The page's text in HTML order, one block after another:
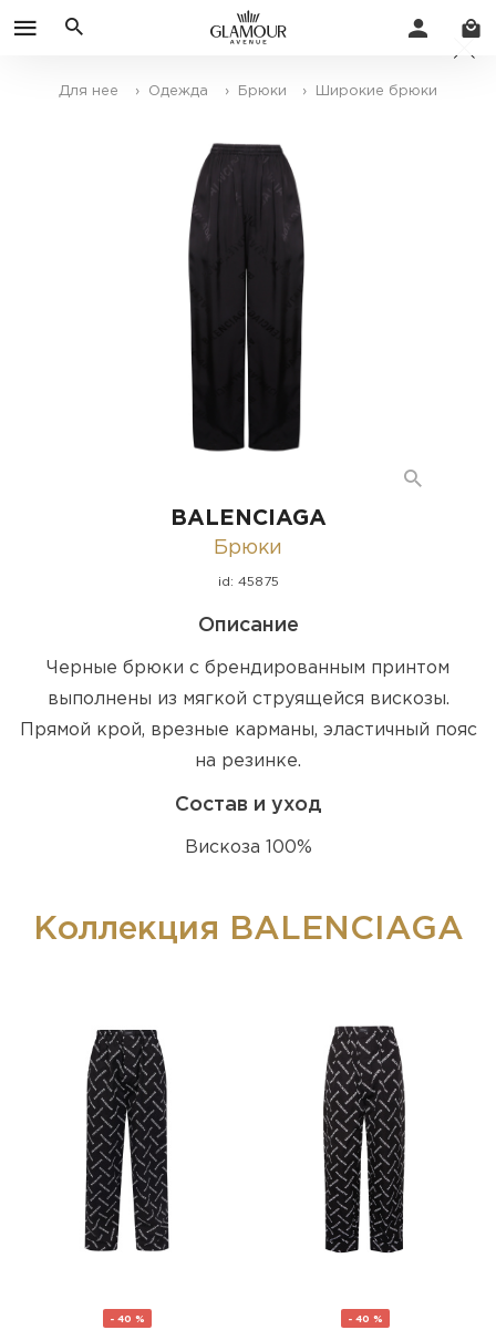
Для нее › Одежда › Брюки › Широкие брюки
BALENCIAGA
Брюки
id: 45875
Описание
Черные брюки с брендированным принтом
выполнены из мягкой струящейся вискозы.
Прямой крой, врезные карманы, эластичный пояс
на резинке.
Состав и уход
Вискоза 100%
Коллекция BALENCIAGA
- 40 % - 40 %